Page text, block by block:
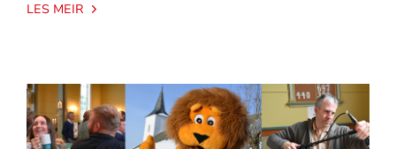
LES MEIR